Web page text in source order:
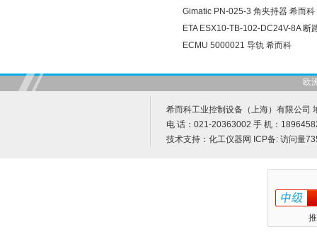
Gimatic PN-025-3 角夹持器 希而科
ETA ESX10-TB-102-DC24V-8A 断
ECMU 5000021 导轨 希而科
欧
希而科工业控制设备（上海）有限公司
电 话：021-20363002 手 机：
技术支持： 化工仪器网 ICP备: 访问量